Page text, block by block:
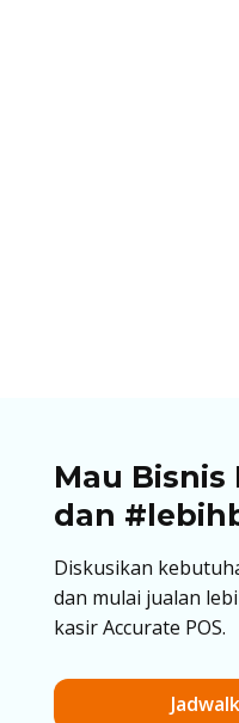
Mau Bisnis
dan
Diskusikan
dan mulai jualan
kasir Accurate POS.